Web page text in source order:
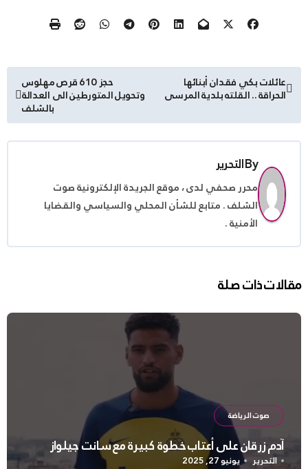
تصفّح
المقالات
عائلات بكي فقدان أبنائها
الحراقة .. القلته بلدية المرسى
حجز 610 قرص مهلوس
وتحويل المتورطين الى العدالة
بالشلف
Byالتحرير
محرر صحفي لدى ، موقع الجريدة الإلكترونية صوت
الشلف . متابع للشأن المحلي والسياسي والقضايا
الأمنية .
مقالات ذات صلة
صوت الرياضة
آدم زرقان على أعتاب خطوة كبيرة مع سانت جيلواز
التحرير يونيو 27, 2025